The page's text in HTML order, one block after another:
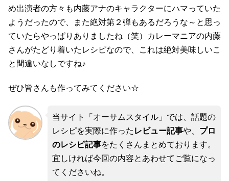
め出演者の方々も内藤アナのキャラクターにハマっていた
ようだったので、また絶対第２弾もあるだろうな～と思っ
ていたらやっぱりありましたね（笑）カレーマニアの内藤
さんがたどり着いたレシピなので、これは絶対美味しいこ
と間違いなしですね♪
ぜひ皆さんも作ってみてください☆
当サイト「オーサムスタイル」では、話題の
レシピを実際に作った レビュー記事や、 プロ
のレシピ記事をたくさんまとめております。
宜しければ今回の内容とあわせてご覧になっ
てくださいね。